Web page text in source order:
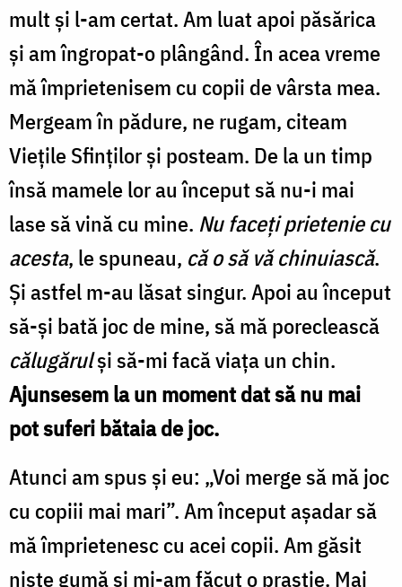
mult şi l-am certat. Am luat apoi păsărica
şi am îngropat-o plângând. În acea vreme
mă împrietenisem cu copii de vârsta mea.
Mergeam în pădure, ne rugam, citeam
Vieţile Sfinţilor şi posteam. De la un timp
însă mamele lor au început să nu-i mai
lase să vină cu mine. Nu faceţi prietenie cu
acesta, le spuneau, că o să vă chinuiască.
Şi astfel m-au lăsat singur. Apoi au început
să-şi bată joc de mine, să mă poreclească
călugărulşi să-mi facă viaţa un chin.
Ajunsesem la un moment dat să nu mai
pot suferi bătaia de joc.
Atunci am spus şi eu: „Voi merge să mă joc
cu copiii mai mari”. Am început aşadar să
mă împrietenesc cu acei copii. Am găsit
nişte gumă şi mi-am făcut o praştie. Mai